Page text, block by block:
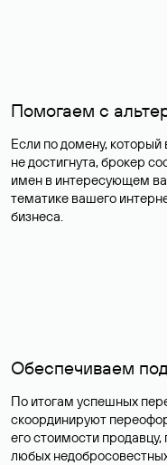
Помогаем с
Если по домену,
не достигнута, брокер
имен в интересующем
тематике вашего
бизнеса.
Обеспечиваем
По итогам успешных
скоординируют
его стоимости
любых